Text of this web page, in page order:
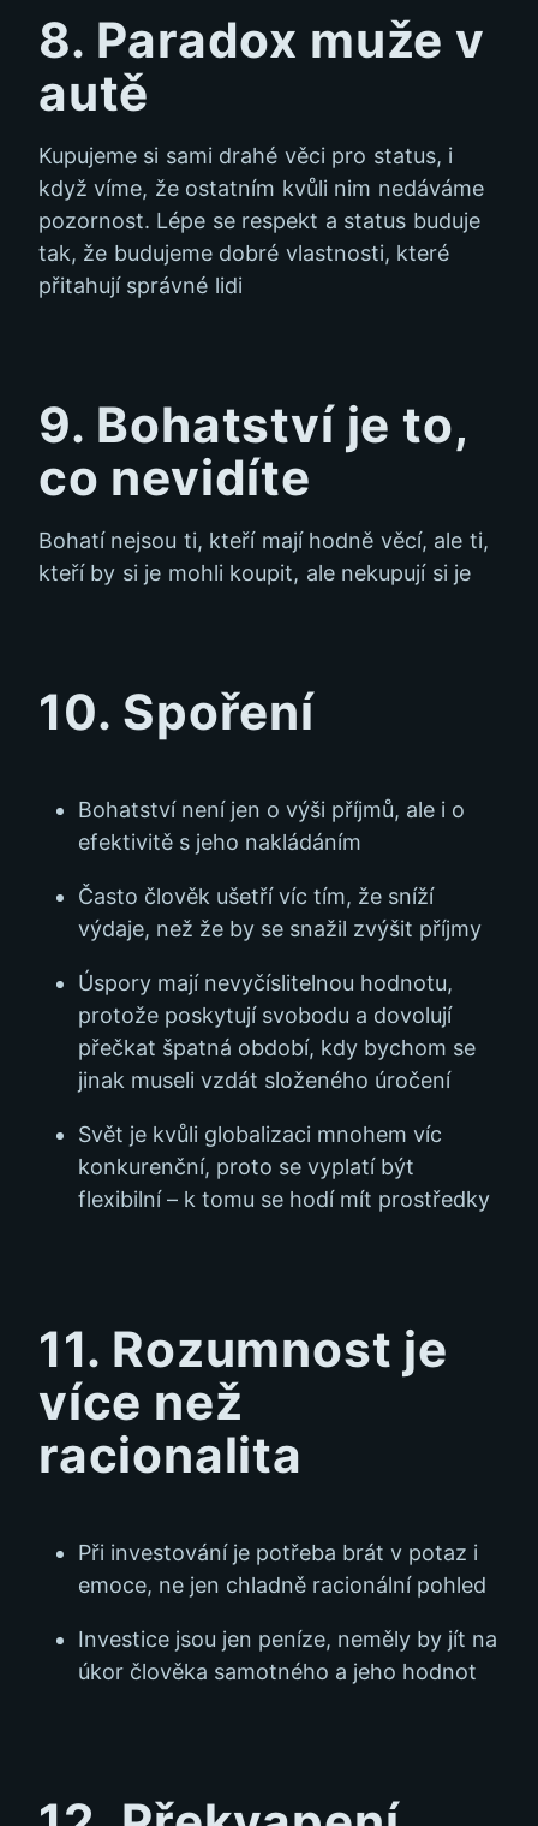
8. Paradox muže v
autě
Kupujeme si sami drahé věci pro status, i
když víme, že ostatním kvůli nim nedáváme
pozornost. Lépe se respekt a status buduje
tak, že budujeme dobré vlastnosti, které
přitahují správné lidi
9. Bohatství je to,
co nevidíte
Bohatí nejsou ti, kteří mají hodně věcí, ale ti,
kteří by si je mohli koupit, ale nekupují si je
10. Spoření
Bohatství není jen o výši příjmů, ale i o
efektivitě s jeho nakládáním
Často člověk ušetří víc tím, že sníží
výdaje, než že by se snažil zvýšit příjmy
Úspory mají nevyčíslitelnou hodnotu,
protože poskytují svobodu a dovolují
přečkat špatná období, kdy bychom se
jinak museli vzdát složeného úročení
Svět je kvůli globalizaci mnohem víc
konkurenční, proto se vyplatí být
flexibilní – k tomu se hodí mít prostředky
11. Rozumnost je
více než
racionalita
Při investování je potřeba brát v potaz i
emoce, ne jen chladně racionální pohled
Investice jsou jen peníze, neměly by jít na
úkor člověka samotného a jeho hodnot